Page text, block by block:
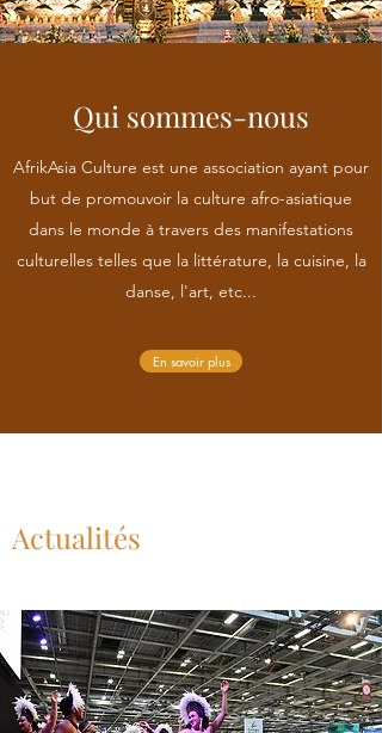
Qui sommes-nous
AfrikAsia Culture est une association ayant pour
but de promouvoir la culture afro-asiatique
dans le monde à travers des manifestations
culturelles telles que la littérature, la cuisine, la
danse, l'art, etc...
En savoir plus
Actualités